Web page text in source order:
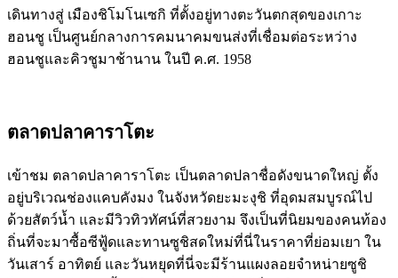
เดินทางสู่ เมืองชิโมโนเซกิ ที่ตั้งอยู่ทางตะวันตกสุดของเกาะ
ฮอนชู เป็นศูนย์กลางการคมนาคมขนส่งที่เชื่อมต่อระหว่าง
ฮอนชูและคิวชูมาช้านาน ในปี ค.ศ. 1958
ตลาดปลาคาราโตะ
เข้าชม ตลาดปลาคาราโตะ เป็นตลาดปลาชื่อดังขนาดใหญ่ ตั้ง
อยู่บริเวณช่องแคบคังมง ในจังหวัดยะมะงุชิ ที่อุดมสมบูรณ์ไป
ด้วยสัตว์น้ำ และมีวิวทิวทัศน์ที่สวยงาม จึงเป็นที่นิยมของคนท้อง
ถิ่นที่จะมาซื้อซีฟู้ดและทานซูชิสดใหม่ที่นี่ในราคาที่ย่อมเยา ใน
วันเสาร์ อาทิตย์ และวันหยุดที่นี่จะมีร้านแผงลอยจำหน่ายซูชิ